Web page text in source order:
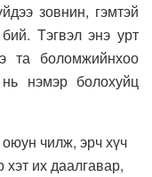
зовнин, гэмтэй
Тэгвэл энэ урт
та боломжийнхоо
нэмэр болохуйц
чилж, эрч хүч
их даалгавар,